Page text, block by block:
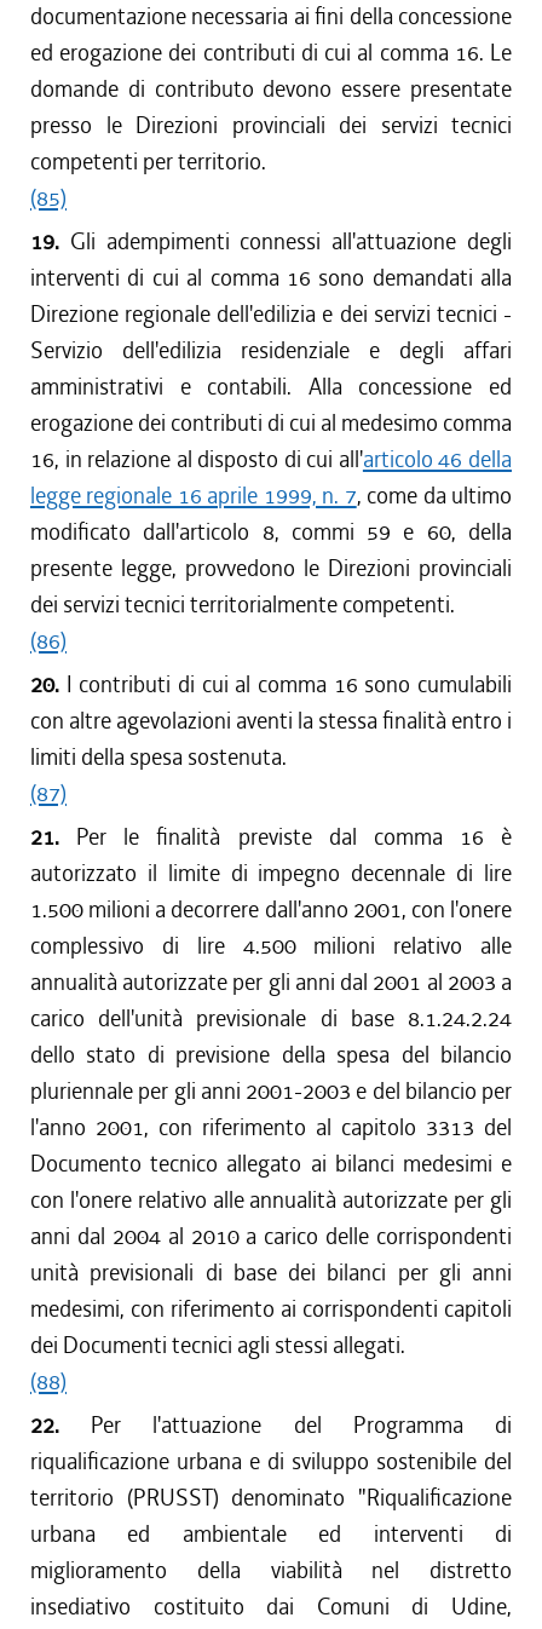
documentazione necessaria ai fini della concessione
ed erogazione dei contributi di cui al comma 16. Le
domande di contributo devono essere presentate
presso le Direzioni provinciali dei servizi tecnici
competenti per territorio.
(85)
19. Gli adempimenti connessi all'attuazione degli
interventi di cui al comma 16 sono demandati alla
Direzione regionale dell'edilizia e dei servizi tecnici -
Servizio dell'edilizia residenziale e degli affari
amministrativi e contabili. Alla concessione ed
erogazione dei contributi di cui al medesimo comma
16, in relazione al disposto di cui all'articolo 46 della
legge regionale 16 aprile 1999, n. 7, come da ultimo
modificato dall'articolo 8, commi 59 e 60, della
presente legge, provvedono le Direzioni provinciali
dei servizi tecnici territorialmente competenti.
(86)
20. I contributi di cui al comma 16 sono cumulabili
con altre agevolazioni aventi la stessa finalità entro i
limiti della spesa sostenuta.
(87)
21. Per le finalità previste dal comma 16 è
autorizzato il limite di impegno decennale di lire
1.500 milioni a decorrere dall'anno 2001, con l'onere
complessivo di lire 4.500 milioni relativo alle
annualità autorizzate per gli anni dal 2001 al 2003 a
carico dell'unità previsionale di base 8.1.24.2.24
dello stato di previsione della spesa del bilancio
pluriennale per gli anni 2001-2003 e del bilancio per
l'anno 2001, con riferimento al capitolo 3313 del
Documento tecnico allegato ai bilanci medesimi e
con l'onere relativo alle annualità autorizzate per gli
anni dal 2004 al 2010 a carico delle corrispondenti
unità previsionali di base dei bilanci per gli anni
medesimi, con riferimento ai corrispondenti capitoli
dei Documenti tecnici agli stessi allegati.
(88)
22. Per l'attuazione del Programma di
riqualificazione urbana e di sviluppo sostenibile del
territorio (PRUSST) denominato "Riqualificazione
urbana ed ambientale ed interventi di
miglioramento della viabilità nel distretto
insediativo costituito dai Comuni di Udine,